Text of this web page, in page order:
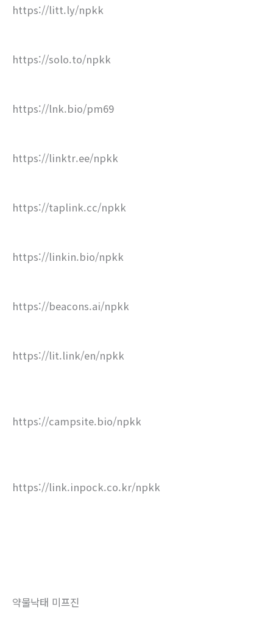
https://litt.ly/npkk
https://solo.to/npkk
https://lnk.bio/pm69
https://linktr.ee/npkk
https://taplink.cc/npkk
https://linkin.bio/npkk
https://beacons.ai/npkk
https://lit.link/en/npkk
https://campsite.bio/npkk
https://link.inpock.co.kr/npkk
약물낙태 미프진